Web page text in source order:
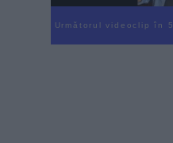
Următorul videoclip în 4